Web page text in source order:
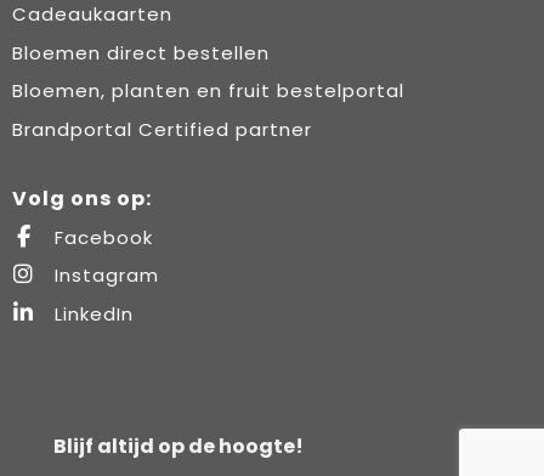
Cadeaukaarten
Bloemen direct bestellen
Bloemen, planten en fruit bestelportal
Brandportal Certified partner
Volg ons op:
Facebook
Instagram
LinkedIn
Blijf altijd op de hoogte!